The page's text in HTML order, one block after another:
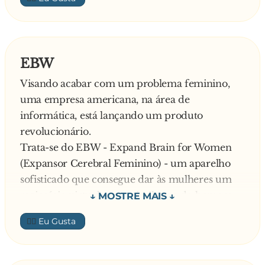
— Bem... hic... conseguir eu consigo, mas eu
estou trancado dentro aqui desde ontem... hic...
EBW
Visando acabar com um problema feminino,
uma empresa americana, na área de
informática, está lançando um produto
revolucionário.
Trata-se do EBW - Expand Brain for Women
(Expansor Cerebral Feminino) - um aparelho
sofisticado que consegue dar às mulheres um
raciocínio virtualmente similar ao do homem.
Apesar de ter sido concebido para proporcionar
raciocínio igual ao do homem, até agora ainda
não foi encontrada nenhuma mulher que
conseguisse tal nível.
👍🏼